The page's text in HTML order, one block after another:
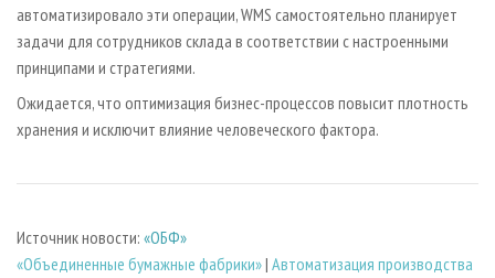
автоматизировало эти операции, WMS самостоятельно планирует
задачи для сотрудников склада в соответствии с настроенными
принципами и стратегиями.
Ожидается, что оптимизация бизнес-процессов повысит плотность
хранения и исключит влияние человеческого фактора.
Источник новости: «ОБФ»
«Объединенные бумажные фабрики»| Автоматизация производства